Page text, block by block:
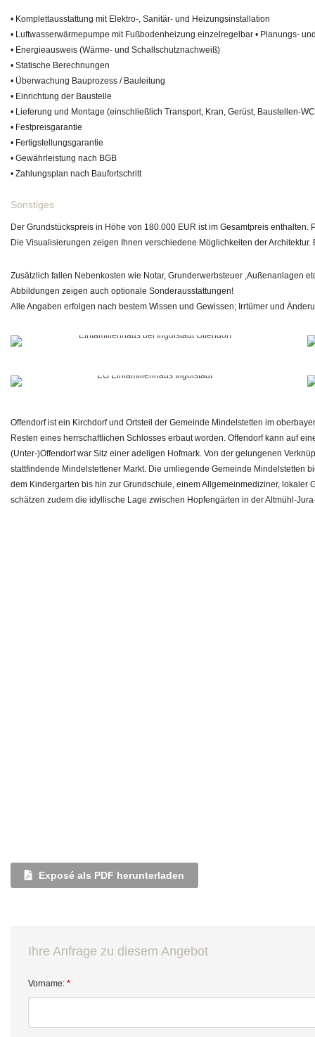
• Komplettausstattung mit Elektro-, Sanitär- und Heizungsinstallation
• Luftwasserwärmepumpe mit Fußbodenheizung einzelregelbar • Planungs-
• Energieausweis (Wärme- und Schallschutznachweiß)
• Statische Berechnungen
• Überwachung Bauprozess / Bauleitung
• Einrichtung der Baustelle
• Lieferung und Montage (einschließlich Transport, Kran, Gerüst, Baustellen-
• Festpreisgarantie
• Fertigstellungsgarantie
• Gewährleistung nach BGB
• Zahlungsplan nach Baufortschritt
Sonstiges
Der Grundstückspreis in Höhe von 180.000 EUR ist im Gesamtpreis
Die Visualisierungen zeigen Ihnen verschiedene Möglichkeiten der
Zusätzlich fallen Nebenkosten wie Notar, Grunderwerbsteuer ,Außenanlagen
Abbildungen zeigen auch optionale Sonderausstattungen!
Alle Angaben erfolgen nach bestem Wissen und Gewissen; Irrtümer und
Offendorf ist ein Kirchdorf und Ortsteil der Gemeinde Mindelstetten im
Resten eines herrschaftlichen Schlosses erbaut worden. Offendorf kann auf
(Unter-)Offendorf war Sitz einer adeligen Hofmark. Von der gelungenen
stattfindende Mindelstettener Markt. Die umliegende Gemeinde Mindelstetten
dem Kindergarten bis hin zur Grundschule, einem Allgemeinmediziner,
schätzen zudem die idyllische Lage zwischen Hopfengärten in der Altmühl-
Exposé als PDF herunterladen
Ihre Anfrage zu diesem Angebot
Vorname: *